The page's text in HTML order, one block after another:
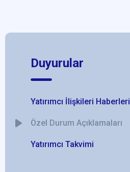
Duyurular
Yatırımcı İlişkileri Haberleri
Özel Durum Açıklamaları
Yatırımcı Takvimi